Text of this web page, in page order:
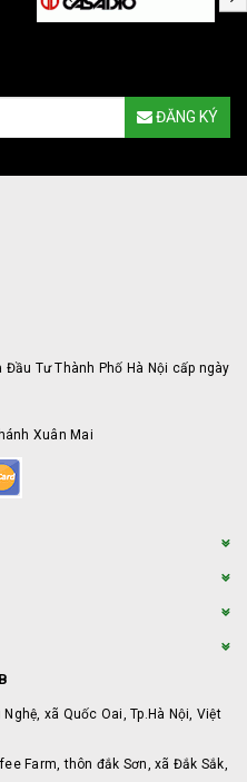
ĐĂNG KÝ
Tư Thành Phố Hà Nội cấp ngày
Xuân Mai
xã Quốc Oai, Tp.Hà Nội, Việt
Farm, thôn đắk Sơn, xã Đắk Sắk,